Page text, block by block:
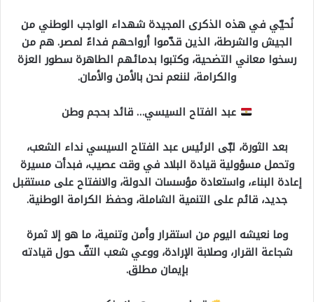
نُحيّي في هذه الذكرى المجيدة شهداء الواجب الوطني من
الجيش والشرطة، الذين قدّموا أرواحهم فداءً لمصر. هم من
رسخوا معاني التضحية، وكتبوا بدمائهم الطاهرة سطور العزة
والكرامة، لننعم نحن بالأمن والأمان.
عبد الفتاح السيسي… قائد بحجم وطن
بعد الثورة، لبّى الرئيس عبد الفتاح السيسي نداء الشعب،
وتحمل مسؤولية قيادة البلاد في وقت عصيب، فبدأت مسيرة
إعادة البناء، واستعادة مؤسسات الدولة، والانفتاح على مستقبل
جديد، قائم على التنمية الشاملة، وحفظ الكرامة الوطنية.
وما نعيشه اليوم من استقرار وأمن وتنمية، ما هو إلا ثمرة
شجاعة القرار، وصلابة الإرادة، ووعي شعب التفّ حول قيادته
بإيمان مطلق.